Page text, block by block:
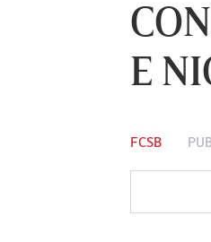
E
FCSB
Vs